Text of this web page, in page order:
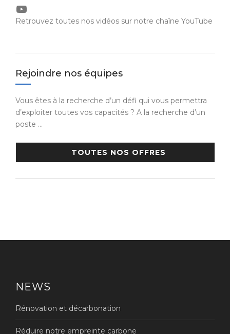
YouTube
Retrouvez toutes nos vidéos sur notre chaîne YouTube
Rejoindre nos équipes
Vous êtes à la recherche d’un défi qui vous permettra
d’exploiter toutes vos capacités ? A la recherche d’un
poste …
TOUTES NOS OFFRES
NEWS
Rénovation et décarbonation
Réduire notre empreinte carbone